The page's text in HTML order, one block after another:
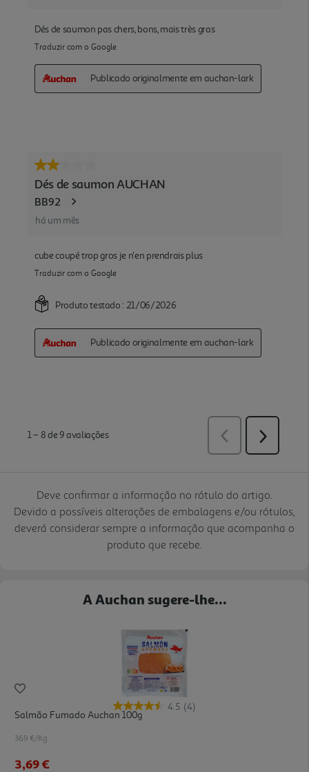
Deve confirmar a informação no rótulo do artigo.
Devido a possíveis alterações de embalagens e/ou rótulos,
deverá considerar sempre a informação que acompanha o
produto que recebe.
A Auchan sugere-lhe...
4.5 (4)
Salmão Fumado Auchan 100g
36.9 €/Kg
3,69 €